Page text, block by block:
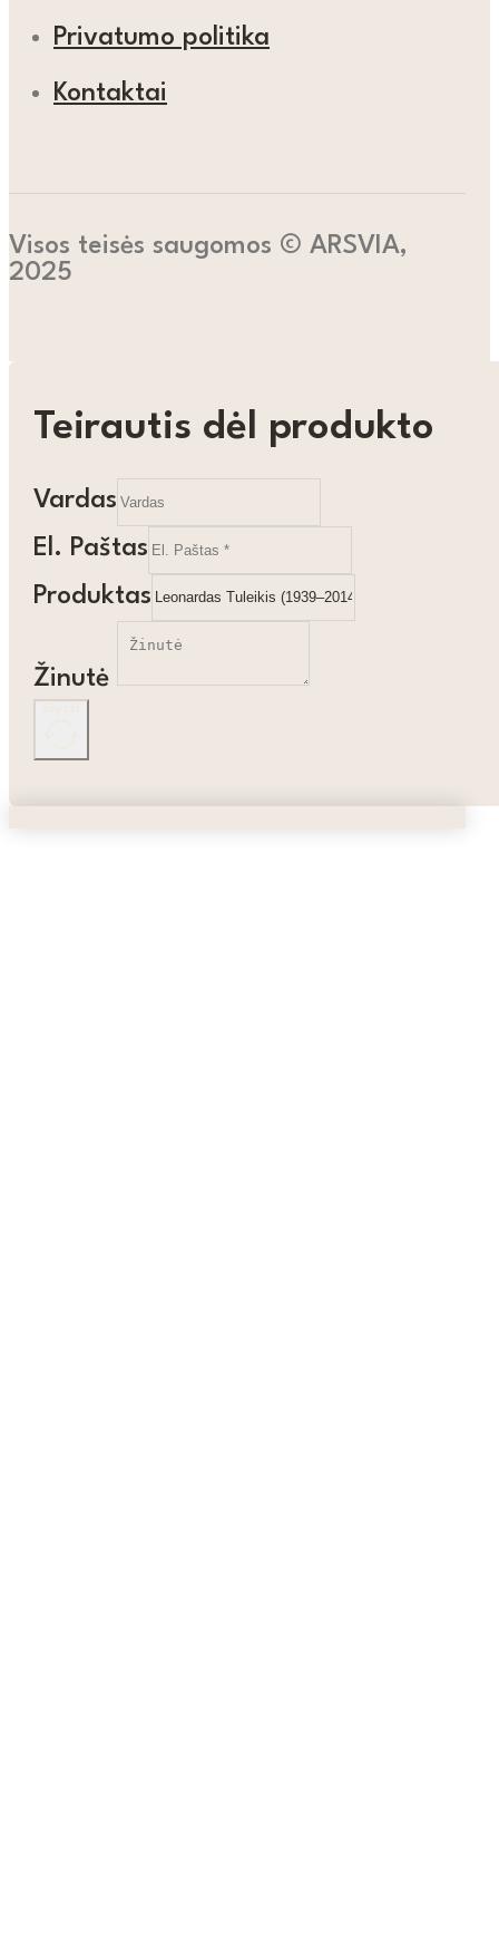
Privatumo politika
Kontaktai
Visos teisės saugomos © ARSVIA,
2025
Teirautis dėl produkto
Vardas
El. Paštas
Produktas
Žinutė